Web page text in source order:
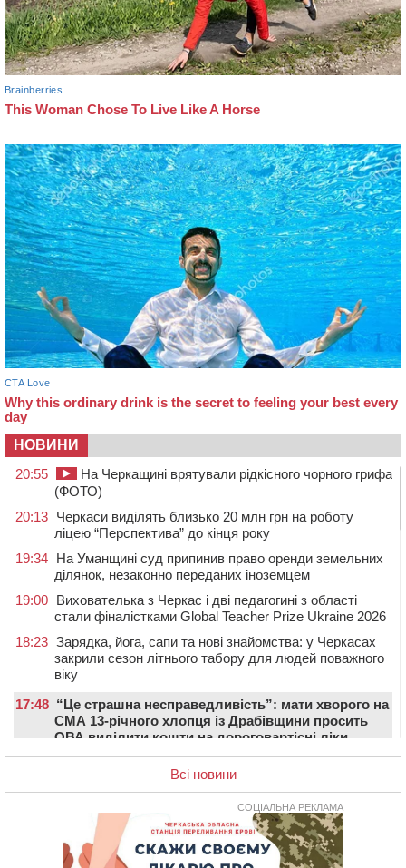
НОВИНИ
20:55
На Черкащині врятували рідкісного чорного грифа
(ФОТО)
20:13 Черкаси виділять близько 20 млн грн на роботу
ліцею “Перспектива” до кінця року
19:34 На Уманщині суд припинив право оренди земельних
ділянок, незаконно переданих іноземцем
19:00 Вихователька з Черкас і дві педагогині з області
стали фіналістками Global Teacher Prize Ukraine 2026
18:23 Зарядка, йога, сапи та нові знайомства: у Черкасах
закрили сезон літнього табору для людей поважного
віку
17:48 “Це страшна несправедливість”: мати хворого на
СМА 13-річного хлопця із Драбівщини просить
ОВА виділити кошти на дороговартісні ліки
На Уманщині судитимуть колишню очільницю відділу
освіти через закупівлю електрики за завищеною
У Черкасах провели в останню путь двох
загиблих воїнів
Всі новини
СОЦІАЛЬНА РЕКЛАМА